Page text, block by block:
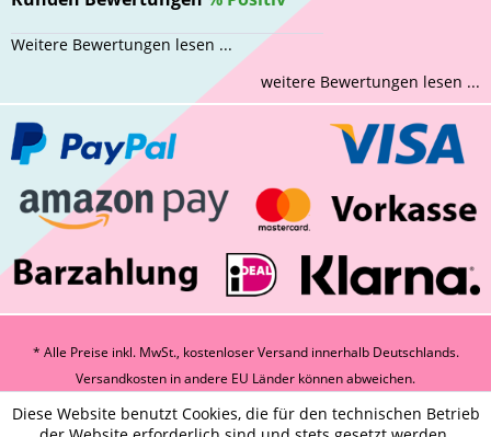
Weitere Bewertungen lesen ...
weitere Bewertungen lesen ...
* Alle Preise inkl. MwSt., kostenloser Versand innerhalb Deutschlands.
Versandkosten in andere EU Länder können abweichen.
Diese Website benutzt Cookies, die für den technischen Betrieb